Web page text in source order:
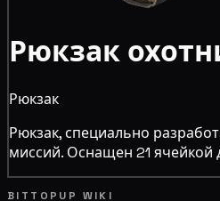
Рюкзак
Рюкзак
Рюкзак, специально
миссий. Оснащен 21 ячейкой
BITTOPUP WIKI